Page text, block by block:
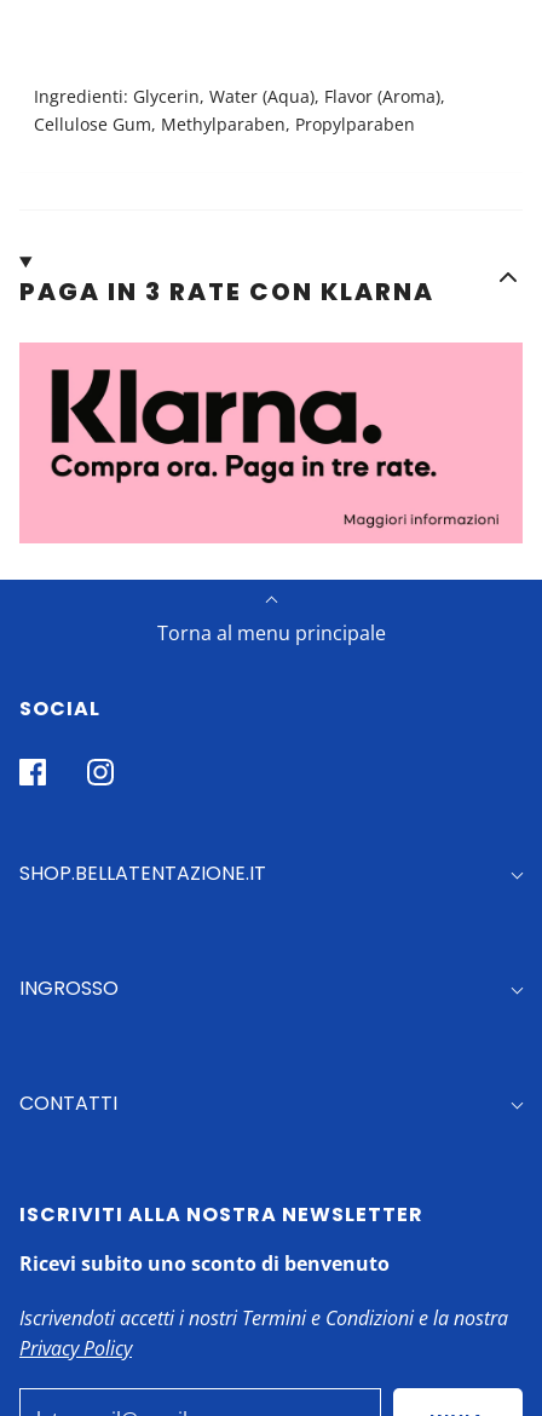
Ingredienti: Glycerin, Water (Aqua), Flavor (Aroma),
Cellulose Gum, Methylparaben, Propylparaben
PAGA IN 3 RATE CON KLARNA
Torna al menu principale
SOCIAL
SHOP.BELLATENTAZIONE.IT
INGROSSO
CONTATTI
ISCRIVITI ALLA NOSTRA NEWSLETTER
Ricevi subito uno sconto di benvenuto
Iscrivendoti accetti i nostri Termini e Condizioni e la nostra
Privacy Policy